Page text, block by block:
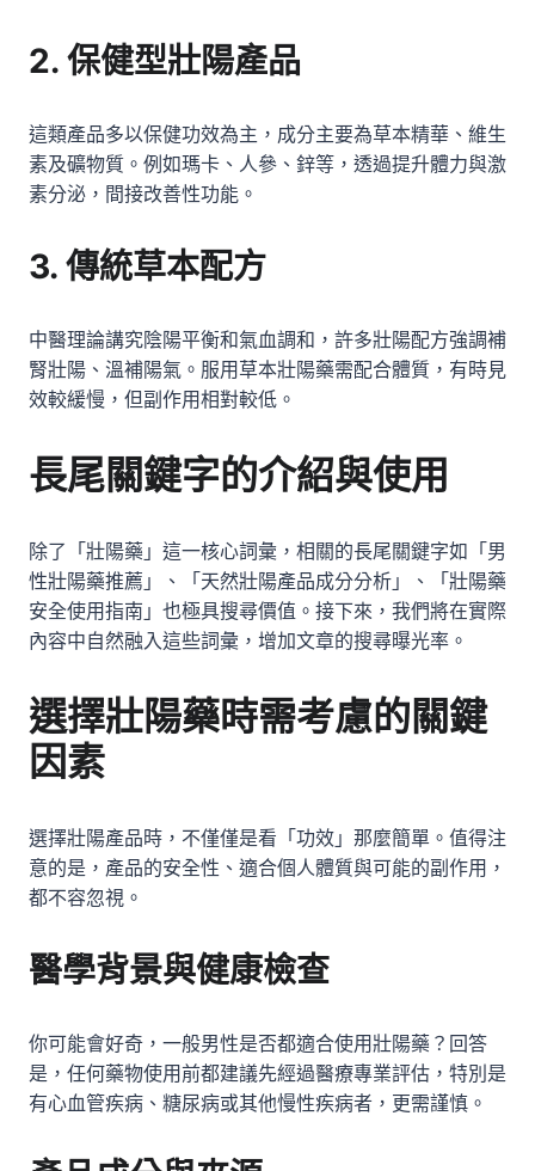
2. 保健型壯陽產品
這類產品多以保健功效為主，成分主要為草本精華、維生
素及礦物質。例如瑪卡、人參、鋅等，透過提升體力與激
素分泌，間接改善性功能。
3. 傳統草本配方
中醫理論講究陰陽平衡和氣血調和，許多壯陽配方強調補
腎壯陽、溫補陽氣。服用草本壯陽藥需配合體質，有時見
效較緩慢，但副作用相對較低。
長尾關鍵字的介紹與使用
除了「壯陽藥」這一核心詞彙，相關的長尾關鍵字如「男
性壯陽藥推薦」、「天然壯陽產品成分分析」、「壯陽藥
安全使用指南」也極具搜尋價值。接下來，我們將在實際
內容中自然融入這些詞彙，增加文章的搜尋曝光率。
選擇壯陽藥時需考慮的關鍵
因素
選擇壯陽產品時，不僅僅是看「功效」那麼簡單。值得注
意的是，產品的安全性、適合個人體質與可能的副作用，
都不容忽視。
醫學背景與健康檢查
你可能會好奇，一般男性是否都適合使用壯陽藥？回答
是，任何藥物使用前都建議先經過醫療專業評估，特別是
有心血管疾病、糖尿病或其他慢性疾病者，更需謹慎。